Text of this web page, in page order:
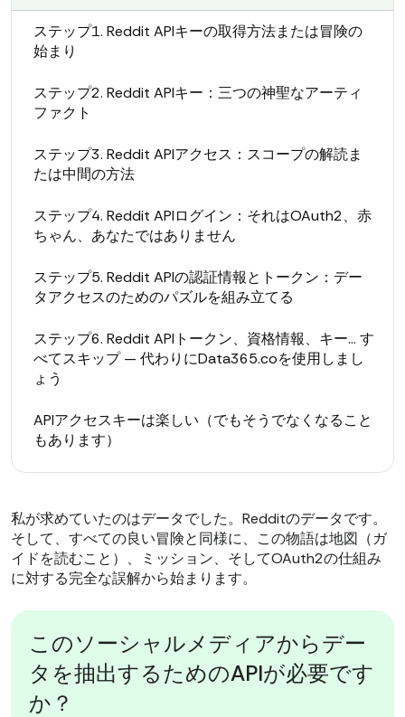
ステップ1. Reddit APIキーの取得方法または冒険の
始まり
ステップ2. Reddit APIキー：三つの神聖なアーティ
ファクト
ステップ3. Reddit APIアクセス：スコープの解読ま
たは中間の方法
ステップ4. Reddit APIログイン：それはOAuth2、赤
ちゃん、あなたではありません
ステップ5. Reddit APIの認証情報とトークン：デー
タアクセスのためのパズルを組み立てる
ステップ6. Reddit APIトークン、資格情報、キー… す
べてスキップ — 代わりにData365.coを使用しまし
ょう
APIアクセスキーは楽しい（でもそうでなくなること
もあります）
私が求めていたのはデータでした。Redditのデータです。
そして、すべての良い冒険と同様に、この物語は地図（ガ
イドを読むこと）、ミッション、そしてOAuth2の仕組み
に対する完全な誤解から始まります。
このソーシャルメディアからデー
タを抽出するためのAPIが必要です
か？